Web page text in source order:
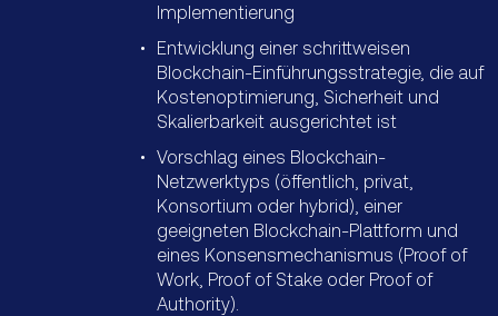
Implementierung
Entwicklung einer schrittweisen
Blockchain-Einführungsstrategie, die auf
Kostenoptimierung, Sicherheit und
Skalierbarkeit ausgerichtet ist
Vorschlag eines Blockchain-
Netzwerktyps (öffentlich, privat,
Konsortium oder hybrid), einer
geeigneten Blockchain-Plattform und
eines Konsensmechanismus (Proof of
Work, Proof of Stake oder Proof of
Authority).